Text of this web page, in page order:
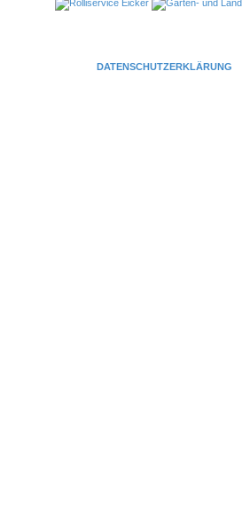
DATENSCHUTZERKLÄRUNG